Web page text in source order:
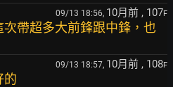
09/13 18:56, 10月前 , 107F
帶超多大前鋒跟中鋒，也
09/13 18:57, 10月前 , 108F
的